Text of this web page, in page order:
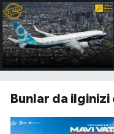
Bunlar da